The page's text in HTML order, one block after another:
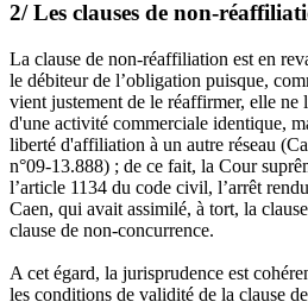
2/ Les clauses de non-
La clause de non-réaffiliation est en
le débiteur de l’obligation puisque,
vient justement de le réaffirmer, elle ne
d'une activité commerciale identique,
liberté d'affiliation à un autre réseau
n°09-13.888) ; de ce fait, la Cour
l’article 1134 du code civil, l’arrêt
Caen, qui avait assimilé, à tort, la
clause de non-concurrence.
A cet égard, la jurisprudence est
les conditions de validité de la clause